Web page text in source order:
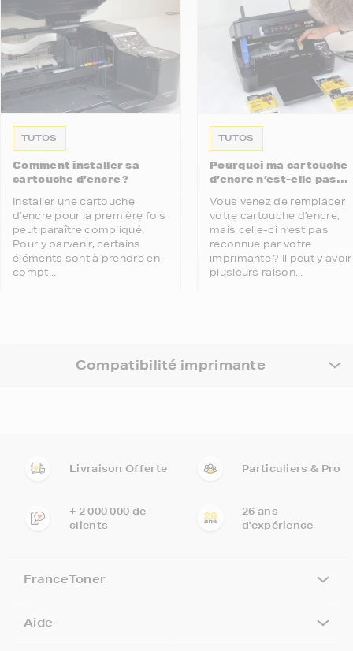
TUTOS
Comment installer sa
cartouche d’encre ?
Installer une cartouche
d’encre pour la première fois
peut paraître compliqué.
Pour y parvenir, certains
éléments sont à prendre en
compt...
TUTOS
Pourquoi ma cartouche
d’encre n’est-elle pas
imprimante ?
Vous venez de remplacer
votre cartouche d’encre,
mais celle-ci n’est pas
reconnue par votre
imprimante ? Il peut y avoir
plusieurs raison...
Compatibilité imprimante
Livraison Offerte Particuliers & Pro
+ 2 000 000 de
clients
26 ans
d'expérience
FranceToner
Aide